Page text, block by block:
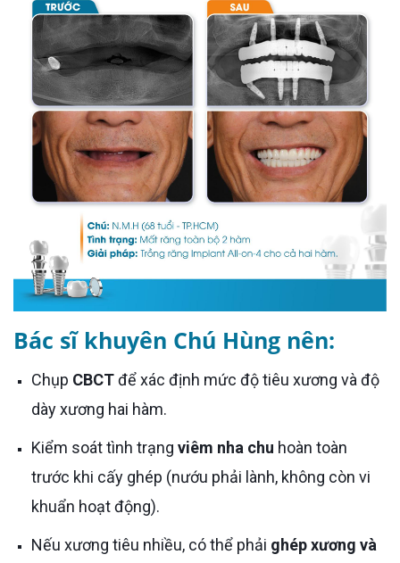
Bác sĩ khuyên Chú Hùng nên:
Chụp CBCTđể xác định mức độ tiêu xương và độ
dày xương hai hàm.
Kiểm soát tình trạng viêm nha chu hoàn toàn
trước khi cấy ghép (nướu phải lành, không còn vi
khuẩn hoạt động).
Nếu xương tiêu nhiều, có thể phải ghép xương và